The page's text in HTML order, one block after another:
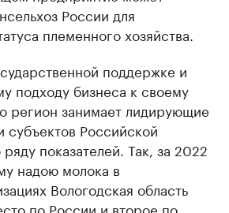
России для
племенного хозяйства.
поддержке и
подходу бизнеса к своему
регион занимает лидирующие
субъектов Российской
показателей. Так, за 2022
надою молока в
Вологодская область
по России и второе по